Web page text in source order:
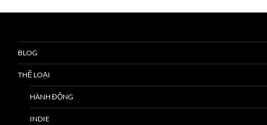
BLOG
THỂ LOẠI
HÀNH ĐỘNG
INDIE